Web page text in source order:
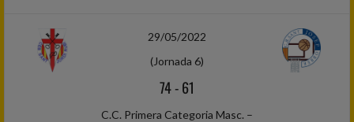
29/05/2022
(Jornada 6)
74-61
C.C. Primera Categoria Masc. –